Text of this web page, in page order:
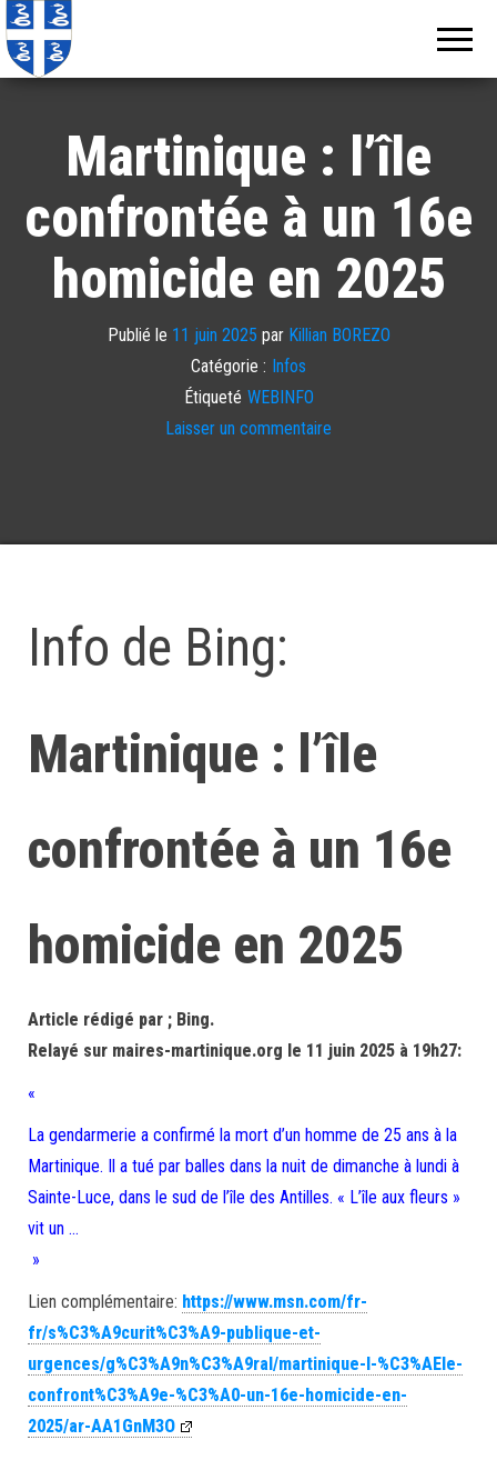
Martinique : l’île
confrontée à un 16e
homicide en 2025
Publié le 11 juin 2025 par Killian BOREZO
Catégorie : Infos
Étiqueté WEBINFO
Laisser un commentaire
Info de Bing:
Martinique : l’île
confrontée à un 16e
homicide en 2025
Article rédigé par ; Bing.
Relayé sur maires-martinique.org le 11 juin 2025 à 19h27:
«
La gendarmerie a confirmé la mort d’un homme de 25 ans à la
Martinique. Il a tué par balles dans la nuit de dimanche à lundi à
Sainte-Luce, dans le sud de l’île des Antilles. « L’île aux fleurs »
vit un …
»
Lien complémentaire: https://www.msn.com/fr-
fr/s%C3%A9curit%C3%A9-publique-et-
urgences/g%C3%A9n%C3%A9ral/martinique-l-%C3%AEle-
confront%C3%A9e-%C3%A0-un-16e-homicide-en-
2025/ar-AA1GnM3O